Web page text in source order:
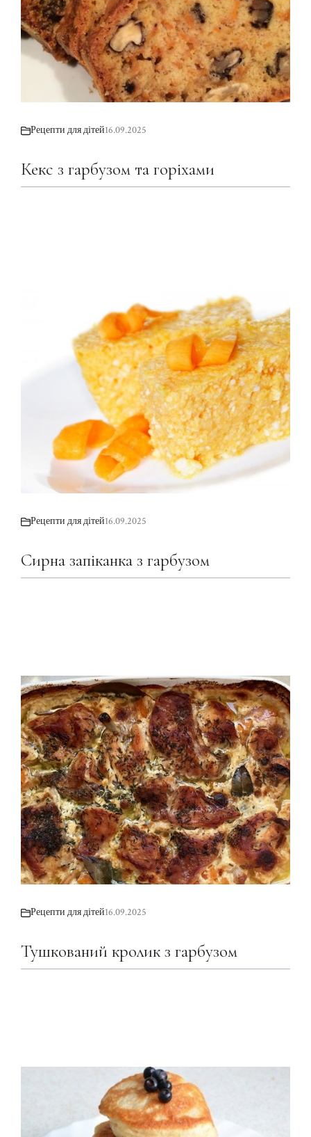
Рецепти для дітей16.09.2025
Кекс з гарбузом та горіхами
Рецепти для дітей16.09.2025
Сирна запіканка з гарбузом
Рецепти для дітей16.09.2025
Тушкований кролик з гарбузом